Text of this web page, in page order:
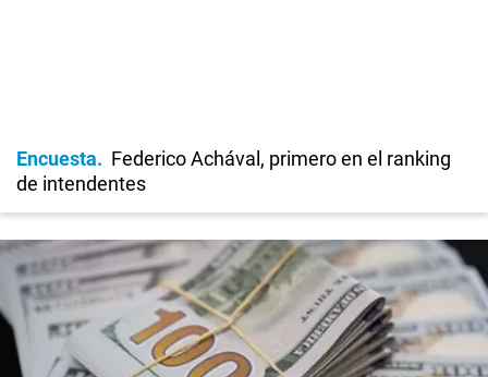
Encuesta
Federico Achával, primero en el ranking
de intendentes